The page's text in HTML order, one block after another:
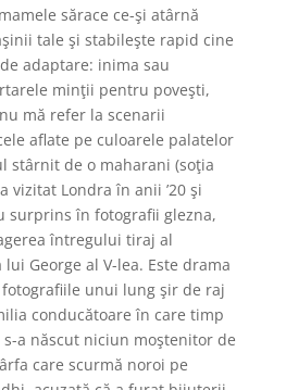
sărace ce-şi atârnă
tale şi stabileşte rapid cine
adaptare: inima sau
minţii pentru poveşti,
mă refer la scenarii
aflate pe culoarele palatelor
stârnit de o maharani (soţia
vizitat Londra în anii ’20 şi
surprins în fotografii glezna,
întregului tiraj al
George al V-lea. Este drama
unui lung şir de raj
conducătoare în care timp
a născut niciun moştenitor de
care scurmă noroi pe